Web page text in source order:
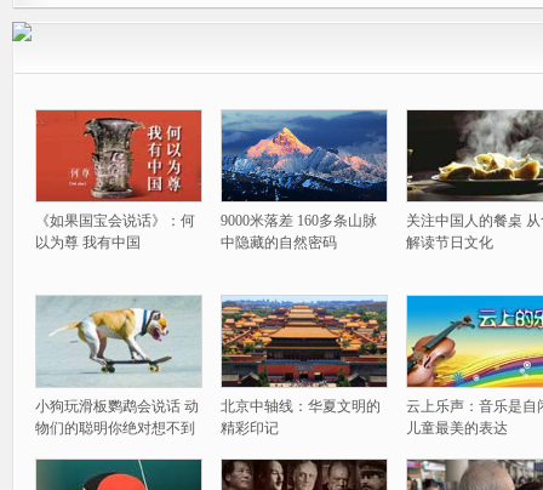
《如果国宝会说话》：何
以为尊 我有中国
9000米落差 160多条山脉
中隐藏的自然密码
关注中国人的餐桌
解读节日文化
小狗玩滑板鹦鹉会说话 动
物们的聪明你绝对想不到
北京中轴线：华夏文明的
精彩印记
云上乐声：音乐是自
儿童最美的表达